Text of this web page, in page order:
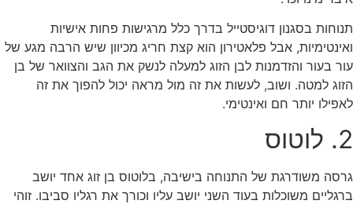
תנוחות בסגנון דוגיסטייל בדרך כלל מרגישות פחות אישיות
ואינטימיות, אבל פלאטירון הוא קצת חריג מכיוון שיש הרבה מגע של
עור בעור והזדמנות לבן הזוג למעלה לנשק את הגב והצוואר של בן
הזוג למטה. ושוב, לעשות את זה מול מראה יכול להפוך את זה
לאפילו יותר חם ואינטימי.
2. לוטוס
גרסה משודרגת של התנוחה בישיבה, בלוטוס בן זוג אחד יושב
ברגליים משוכלות בעוד השני יושב עליו וכורך את רגליו סביבו. זוהי